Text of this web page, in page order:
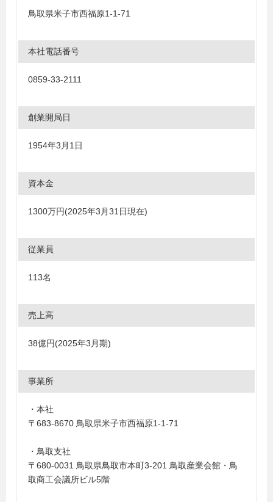
鳥取県米子市西福原1-1-71
本社電話番号
0859-33-2111
創業開局日
1954年3月1日
資本金
1300万円(2025年3月31日現在)
従業員
113名
売上高
38億円(2025年3月期)
事業所
・本社
〒683-8670 鳥取県米子市西福原1-1-71
・鳥取支社
〒680-0031 鳥取県鳥取市本町3-201 鳥取産業会館・鳥
取商工会議所ビル5階